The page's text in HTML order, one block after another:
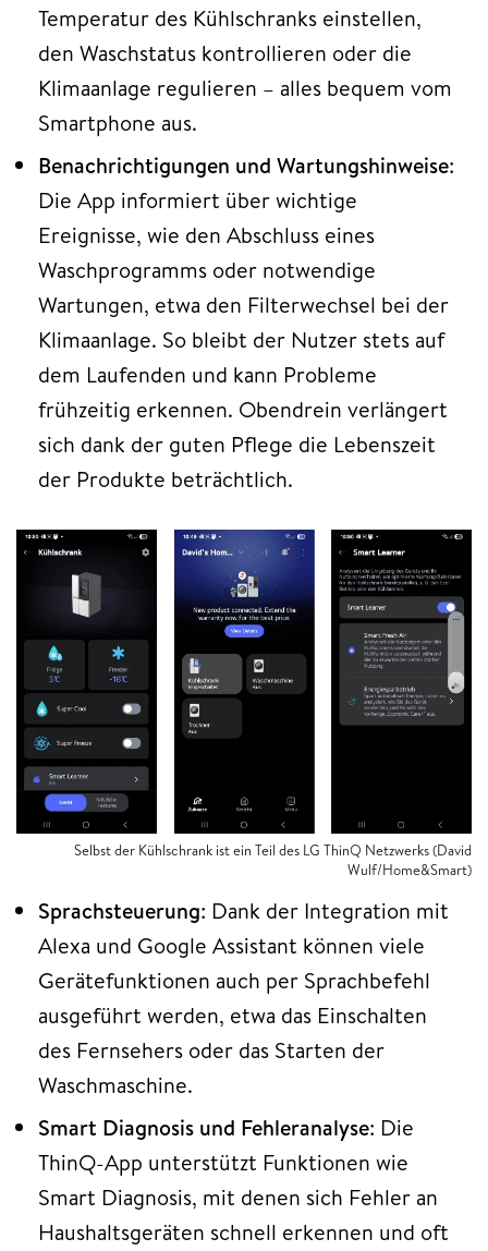
Temperatur des Kühlschranks einstellen,
den Waschstatus kontrollieren oder die
Klimaanlage regulieren – alles bequem vom
Smartphone aus.
Benachrichtigungen und Wartungshinweise:
Die App informiert über wichtige
Ereignisse, wie den Abschluss eines
Waschprogramms oder notwendige
Wartungen, etwa den Filterwechsel bei der
Klimaanlage. So bleibt der Nutzer stets auf
dem Laufenden und kann Probleme
frühzeitig erkennen. Obendrein verlängert
sich dank der guten Pflege die Lebenszeit
der Produkte beträchtlich.
Selbst der Kühlschrank ist ein Teil des LG ThinQ Netzwerks (David
Wulf/Home&Smart)
Sprachsteuerung: Dank der Integration mit
Alexa und Google Assistant können viele
Gerätefunktionen auch per Sprachbefehl
ausgeführt werden, etwa das Einschalten
des Fernsehers oder das Starten der
Waschmaschine.
Smart Diagnosis und Fehleranalyse: Die
ThinQ-App unterstützt Funktionen wie
Smart Diagnosis, mit denen sich Fehler an
Haushaltsgeräten schnell erkennen und oft